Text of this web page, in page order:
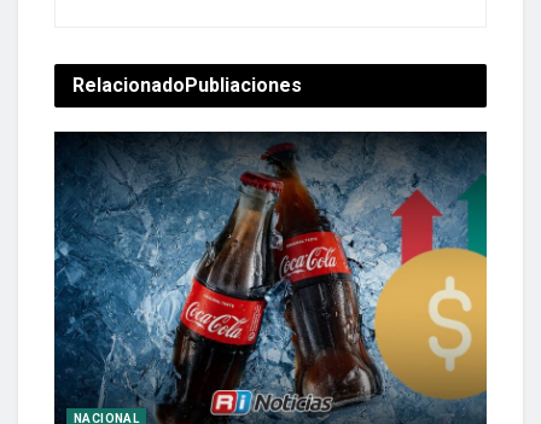
RelacionadoPubliaciones
NACIONAL